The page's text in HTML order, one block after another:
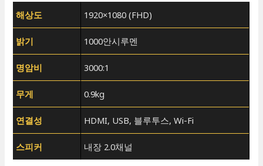
해상도 1920×1080 (FHD)
밝기 1000안시루멘
명암비 3000:1
무게 0.9kg
연결성 HDMI, USB, 블루투스, Wi-Fi
스피커 내장 2.0채널